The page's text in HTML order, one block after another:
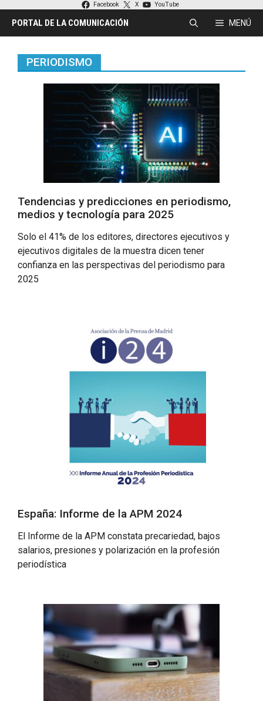
contenido
Facebook X YouTube
PORTAL DE LA COMUNICACIÓN MENÚ
PERIODISMO
Tendencias y predicciones en periodismo,
medios y tecnología para 2025
Solo el 41% de los editores, directores ejecutivos y
ejecutivos digitales de la muestra dicen tener
confianza en las perspectivas del periodismo para
2025
España: Informe de la APM 2024
El Informe de la APM constata precariedad, bajos
salarios, presiones y polarización en la profesión
periodística